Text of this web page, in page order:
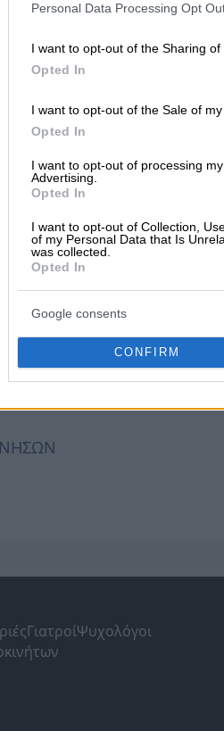
Personal Data Processing Opt
I want to opt-out of the Sharing of
Opted In
I want to opt-out of the Sale of my
Opted In
I want to opt-out of processing
Advertising.
Opted In
I want to opt-out of Collection,
of my Personal Data that Is
was collected.
Opted In
Google consents
CONFIRM
σας!
ΓιατροίΨυχολόγοι